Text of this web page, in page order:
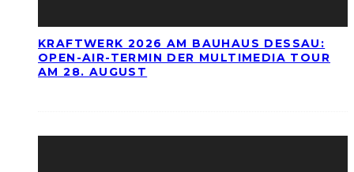
KRAFTWERK 2026 AM BAUHAUS DESSAU:
OPEN-AIR-TERMIN DER MULTIMEDIA TOUR
AM 28. AUGUST